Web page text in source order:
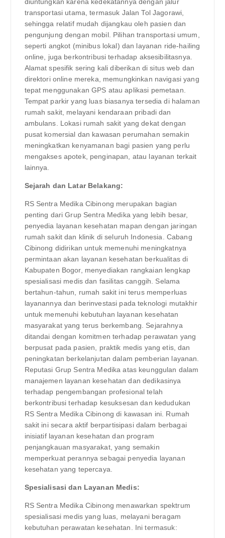
transportasi utama, termasuk Jalan Tol Jagorawi,
sehingga relatif mudah dijangkau oleh pasien dan
pengunjung dengan mobil. Pilihan transportasi umum,
seperti angkot (minibus lokal) dan layanan ride-hailing
online, juga berkontribusi terhadap aksesibilitasnya.
Alamat spesifik sering kali diberikan di situs web dan
direktori online mereka, memungkinkan navigasi yang
tepat menggunakan GPS atau aplikasi pemetaan.
Tempat parkir yang luas biasanya tersedia di halaman
rumah sakit, melayani kendaraan pribadi dan
ambulans. Lokasi rumah sakit yang dekat dengan
pusat komersial dan kawasan perumahan semakin
meningkatkan kenyamanan bagi pasien yang perlu
mengakses apotek, penginapan, atau layanan terkait
lainnya.
Sejarah dan Latar Belakang:
RS Sentra Medika Cibinong merupakan bagian
penting dari Grup Sentra Medika yang lebih besar,
penyedia layanan kesehatan mapan dengan jaringan
rumah sakit dan klinik di seluruh Indonesia. Cabang
Cibinong didirikan untuk memenuhi meningkatnya
permintaan akan layanan kesehatan berkualitas di
Kabupaten Bogor, menyediakan rangkaian lengkap
spesialisasi medis dan fasilitas canggih. Selama
bertahun-tahun, rumah sakit ini terus memperluas
layanannya dan berinvestasi pada teknologi mutakhir
untuk memenuhi kebutuhan layanan kesehatan
masyarakat yang terus berkembang. Sejarahnya
ditandai dengan komitmen terhadap perawatan yang
berpusat pada pasien, praktik medis yang etis, dan
peningkatan berkelanjutan dalam pemberian layanan.
Reputasi Grup Sentra Medika atas keunggulan dalam
manajemen layanan kesehatan dan dedikasinya
terhadap pengembangan profesional telah
berkontribusi terhadap kesuksesan dan kedudukan
RS Sentra Medika Cibinong di kawasan ini. Rumah
sakit ini secara aktif berpartisipasi dalam berbagai
inisiatif layanan kesehatan dan program
penjangkauan masyarakat, yang semakin
memperkuat perannya sebagai penyedia layanan
kesehatan yang tepercaya.
Spesialisasi dan Layanan Medis:
RS Sentra Medika Cibinong menawarkan spektrum
spesialisasi medis yang luas, melayani beragam
kebutuhan perawatan kesehatan. Ini termasuk: